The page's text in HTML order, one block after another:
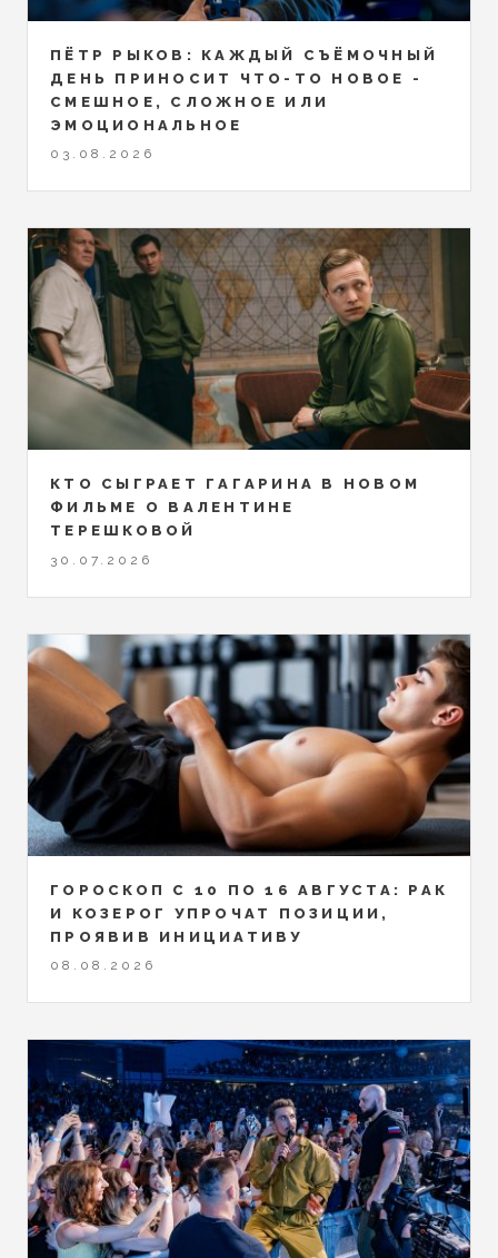
ПЁТР РЫКОВ: КАЖДЫЙ СЪЁМОЧНЫЙ
ДЕНЬ ПРИНОСИТ ЧТО-ТО НОВОЕ -
СМЕШНОЕ, СЛОЖНОЕ ИЛИ
ЭМОЦИОНАЛЬНОЕ
03.08.2026
КТО СЫГРАЕТ ГАГАРИНА В НОВОМ
ФИЛЬМЕ О ВАЛЕНТИНЕ
ТЕРЕШКОВОЙ
30.07.2026
ГОРОСКОП С 10 ПО 16 АВГУСТА: РАК
И КОЗЕРОГ УПРОЧАТ ПОЗИЦИИ,
ПРОЯВИВ ИНИЦИАТИВУ
08.08.2026